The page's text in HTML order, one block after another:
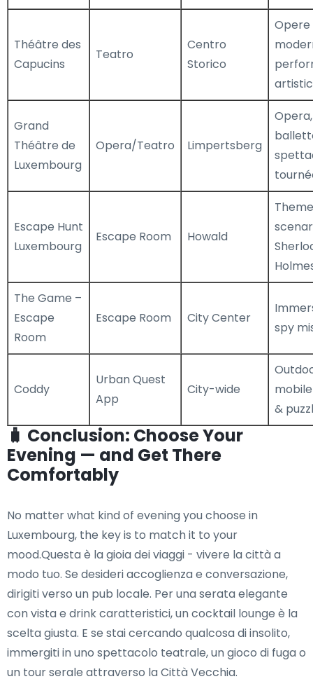
Théâtre des
Capucins
Teatro
Centro
Storico
Opere
Grand
Théâtre de
Luxembourg
Opera/Teatro Limpertsberg
Opera,
Escape Hunt
Luxembourg
Escape Room Howald
The Game –
Escape
Room
Escape Room City Center
spy
Coddy
Urban Quest
App
City-wide
&
🧳 Conclusion: Choose Your
Evening — and Get There
Comfortably
No matter what kind of evening you choose in
Luxembourg, the key is to match it to your
mood.Questa è la gioia dei viaggi - vivere la città a
modo tuo. Se desideri accoglienza e conversazione,
dirigiti verso un pub locale. Per una serata elegante
con vista e drink caratteristici, un cocktail lounge è la
scelta giusta. E se stai cercando qualcosa di insolito,
immergiti in uno spettacolo teatrale, un gioco di fuga o
un tour serale attraverso la Città Vecchia.